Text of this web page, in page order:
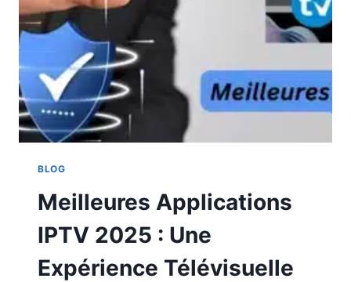
BLOG
Meilleures Applications
IPTV 2025 : Une
Expérience Télévisuelle